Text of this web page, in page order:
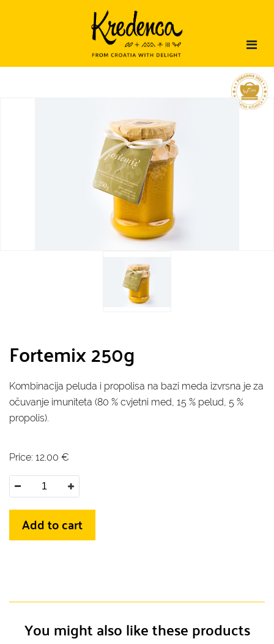
Fortemix 250g
Kombinacija peluda i propolisa na bazi meda izvrsna je za
očuvanje imuniteta (80 % cvjetni med, 15 % pelud, 5 %
propolis).
Price: 12.00 €
Add to cart
You might also like these products